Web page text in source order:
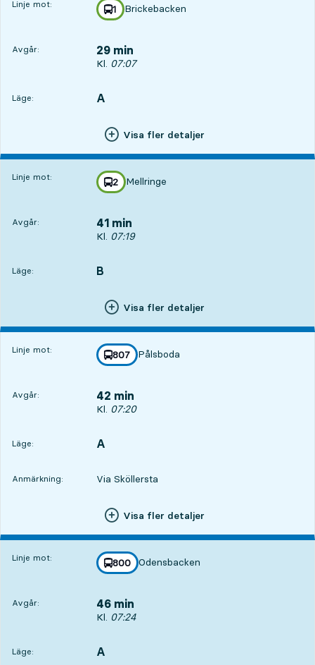
Linje mot: linje
1
mot
Brickebacken
,
Avgår: 29 min
Avgår, Kl. 07:07, om 29 min
Kl. 07:07
Läge:
LÄGE, A
,
Visa fler detaljer
Linje mot: linje
2
mot
Mellringe
,
Avgår: 41 min
Avgår, Kl. 07:19, om 41 min
Kl. 07:19
Läge:
LÄGE, B
,
Visa fler detaljer
Linje mot: linje
807
mot
Pålsboda
,
Avgår: 42 min
Avgår, Kl. 07:20, om 42 min
Kl. 07:20
Läge:
LÄGE, A
,
Anmärkning: Via Sköllersta
Visa fler detaljer
Linje mot: linje
800
mot
Odensbacken
,
Avgår: 46 min
Avgår, Kl. 07:24, om 46 min
Kl. 07:24
Läge:
LÄGE, A
,